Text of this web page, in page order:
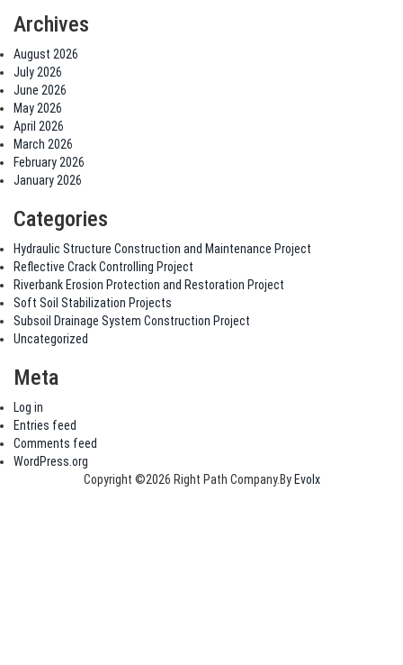
Archives
August 2026
July 2026
June 2026
May 2026
April 2026
March 2026
February 2026
January 2026
Categories
Hydraulic Structure Construction and Maintenance Project
Reflective Crack Controlling Project
Riverbank Erosion Protection and Restoration Project
Soft Soil Stabilization Projects
Subsoil Drainage System Construction Project
Uncategorized
Meta
Log in
Entries feed
Comments feed
WordPress.org
Copyright ©2026 Right Path Company.ByEvolx